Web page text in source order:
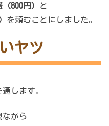
800円）
と
を頼むことにしました。
ヤツ
します。
ながら